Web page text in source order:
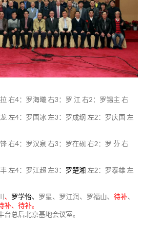
右4：罗海曦 右3：罗 江 右2：罗锡主 右
左4：罗国冰 左3：罗成纲 左2：罗庆国 左
右4：罗汉泉 右3：罗在砚 右2：罗 芬 右
左4：罗江超 左3： 罗楚湘 左2：罗泰雄 左
、 罗学怡、 罗星、罗江润、罗福山、 待补、
补、待补。
总后北京基地会议室。